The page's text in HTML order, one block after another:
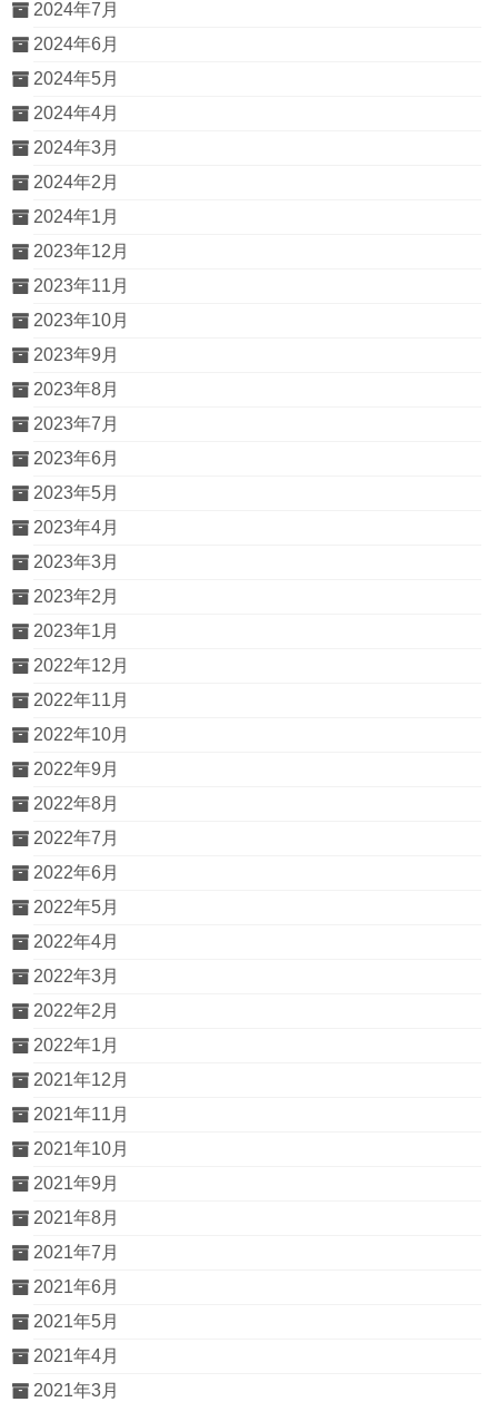
2024年7月
2024年6月
2024年5月
2024年4月
2024年3月
2024年2月
2024年1月
2023年12月
2023年11月
2023年10月
2023年9月
2023年8月
2023年7月
2023年6月
2023年5月
2023年4月
2023年3月
2023年2月
2023年1月
2022年12月
2022年11月
2022年10月
2022年9月
2022年8月
2022年7月
2022年6月
2022年5月
2022年4月
2022年3月
2022年2月
2022年1月
2021年12月
2021年11月
2021年10月
2021年9月
2021年8月
2021年7月
2021年6月
2021年5月
2021年4月
2021年3月